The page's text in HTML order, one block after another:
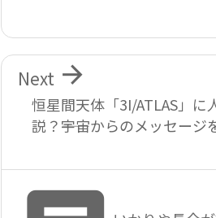
恒星間天体「3I/ATLAS」に
説？――宇宙からのメッセージ

Next